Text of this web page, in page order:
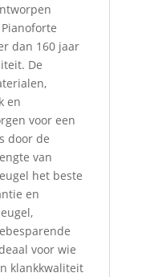
dan 160 jaar
De
en
voor een
door de
van
het beste
en
voor wie
klankkwaliteit